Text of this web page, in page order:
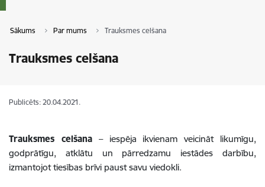
Sākums Par mums Trauksmes celšana
Trauksmes celšana
Publicēts: 20.04.2021.
Trauksmes celšana– iespēja ikvienam veicināt likumīgu,
godprātīgu, atklātu un pārredzamu iestādes darbību,
izmantojot tiesības brīvi paust savu viedokli.